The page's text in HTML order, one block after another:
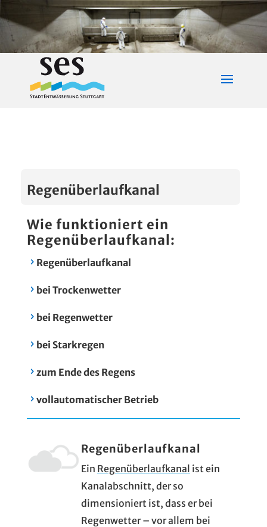
Regenüberlaufkanal
Wie funktioniert ein
Regenüberlaufkanal:
Regenüberlaufkanal
bei Trockenwetter
bei Regenwetter
bei Starkregen
zum Ende des Regens
vollautomatischer Betrieb
Regenüberlaufkanal
Ein Regenüberlaufkanal ist ein
Kanalabschnitt, der so
dimensioniert ist, dass er bei
Regenwetter – vor allem bei